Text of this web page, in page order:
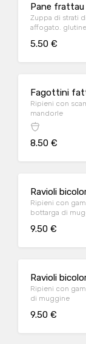
Pane frattau
Zuppa di strati
affogato.
5.50 €
Fagottini
Ripieni con
mandorle
8.50 €
Ravioli
Ripieni con
bottarga di
9.50 €
Ravioli
Ripieni con
di muggine
9.50 €